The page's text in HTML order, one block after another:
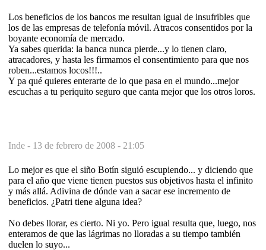
Los beneficios de los bancos me resultan igual de insufribles que
los de las empresas de telefonía móvil. Atracos consentidos por la
boyante economía de mercado.
Ya sabes querida: la banca nunca pierde...y lo tienen claro,
atracadores, y hasta les firmamos el consentimiento para que nos
roben...estamos locos!!!..
Y pa qué quieres enterarte de lo que pasa en el mundo...mejor
escuchas a tu periquito seguro que canta mejor que los otros loros.
Inde - 13 de febrero de 2008 - 21:05
Lo mejor es que el siño Botín siguió escupiendo... y diciendo que
para el año que viene tienen puestos sus objetivos hasta el infinito
y más allá. Adivina de dónde van a sacar ese incremento de
beneficios. ¿Patri tiene alguna idea?
No debes llorar, es cierto. Ni yo. Pero igual resulta que, luego, nos
enteramos de que las lágrimas no lloradas a su tiempo también
duelen lo suyo...